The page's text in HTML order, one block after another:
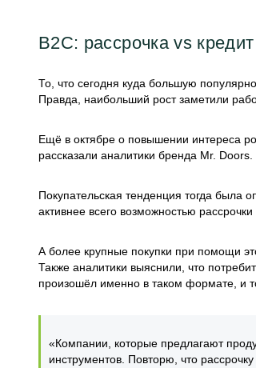
В2С: рассрочка vs кредит
То, что сегодня куда большую
Правда, наибольший рост заметили
Ещё в октябре о повышении интереса
рассказали аналитики бренда Mr. Doors.
Покупательская тенденция тогда была
активнее всего возможностью
А более крупные покупки при помощи
Также аналитики выяснили, что
произошёл именно в таком формате, и
«Компании, которые предлагают
инструментов. Повторю, что